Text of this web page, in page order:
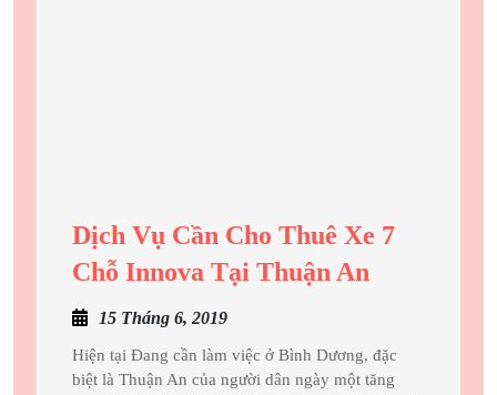
Dịch Vụ Cần Cho Thuê Xe 7
Chỗ Innova Tại Thuận An
Thuê
15 Tháng 6, 201915
Hiện tại Đang cần làm việc ở Bình Dương, đặc
biệt là Thuận An của người dân ngày một tăng